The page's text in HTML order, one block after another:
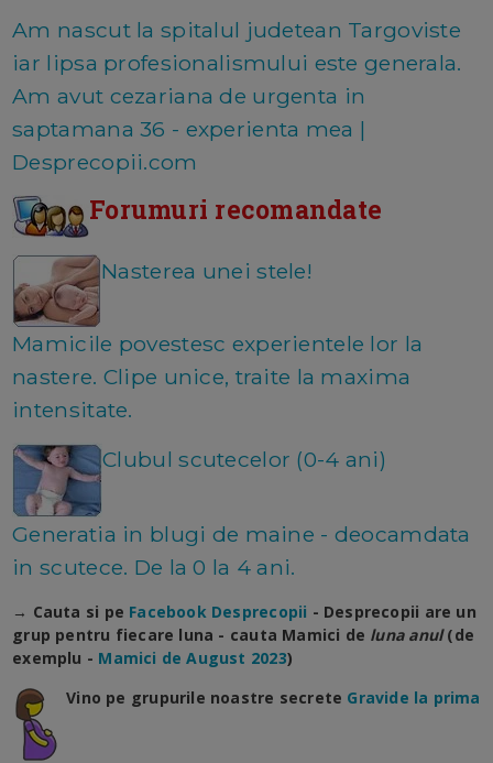
Am nascut la spitalul judetean Targoviste
iar lipsa profesionalismului este generala.
Am avut cezariana de urgenta in
saptamana 36 - experienta mea |
Desprecopii.com
Forumuri recomandate
Nasterea unei stele!
Mamicile povestesc experientele lor la
nastere. Clipe unice, traite la maxima
intensitate.
Clubul scutecelor (0-4 ani)
Generatia in blugi de maine - deocamdata
in scutece. De la 0 la 4 ani.
→ Cauta si pe Facebook Desprecopii - Desprecopii are un
grup pentru fiecare luna - cauta Mamici de luna anul (de
exemplu - Mamici de August 2023)
Vino pe grupurile noastre secrete Gravide la prima